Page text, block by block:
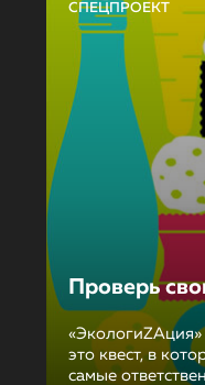
СПЕЦПРОЕКТ
Проверь
это квест, в
самые